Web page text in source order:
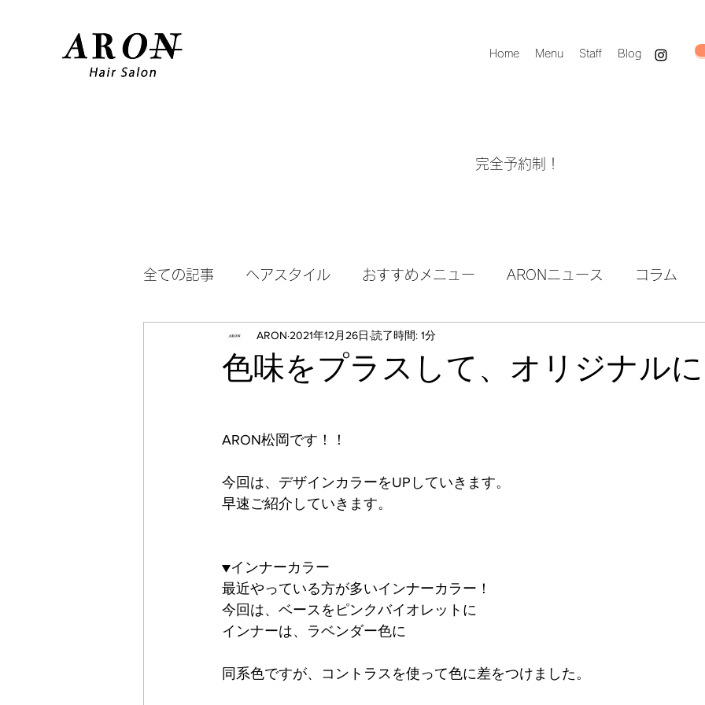
Home Menu Staff Blog
完全予約制！
全ての記事 ヘアスタイル おすすめメニュー ARONニュース コラム
色味をプラスして、オリジナル
ARON 2021年12月26日 読了時間: 1分
ARON松岡です！！
今回は、デザインカラーをUPしていきます。
早速ご紹介していきます。
▼インナーカラー
最近やっている方が多いインナーカラー！
今回は、ベースをピンクバイオレットに
インナーは、ラベンダー色に
同系色ですが、コントラスを使って色に差をつけました。